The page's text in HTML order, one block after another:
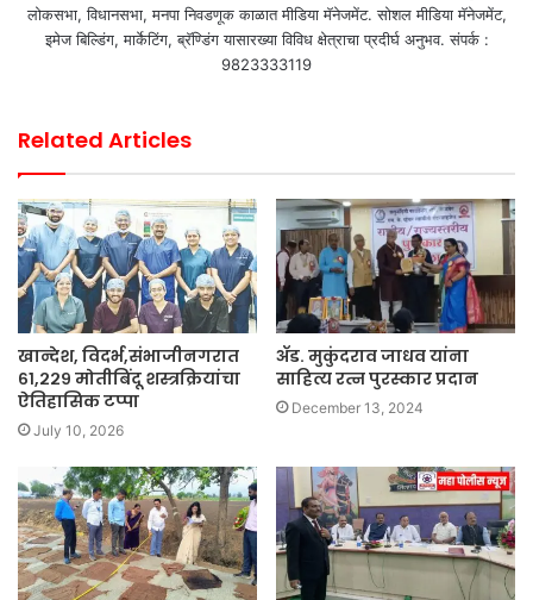
लोकसभा, विधानसभा, मनपा निवडणूक काळात मीडिया मॅनेजमेंट. सोशल मीडिया मॅनेजमेंट,
इमेज बिल्डिंग, मार्केटिंग, ब्रॅण्डिंग यासारख्या विविध क्षेत्राचा प्रदीर्घ अनुभव. संपर्क :
9823333119
Related Articles
खान्देश, विदर्भ,संभाजीनगरात
६१,२२९ मोतीबिंदू शस्त्रक्रियांचा
ऐतिहासिक टप्पा
July 10, 2026
ॲड. मुकुंदराव जाधव यांना
साहित्य रत्न पुरस्कार प्रदान
December 13, 2024